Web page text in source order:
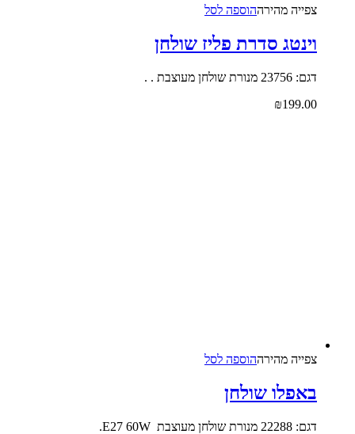
צפייה‬ ‫מהירה‬הוספה לסל
וינטג סדרת פליז שולחן
דגם: 23756 מנורת שולחן מעוצבת . .
₪199.00
צפייה‬ ‫מהירה‬הוספה לסל
באפלו שולחן
דגם: 22288 מנורת שולחן מעוצבת E27 60W.